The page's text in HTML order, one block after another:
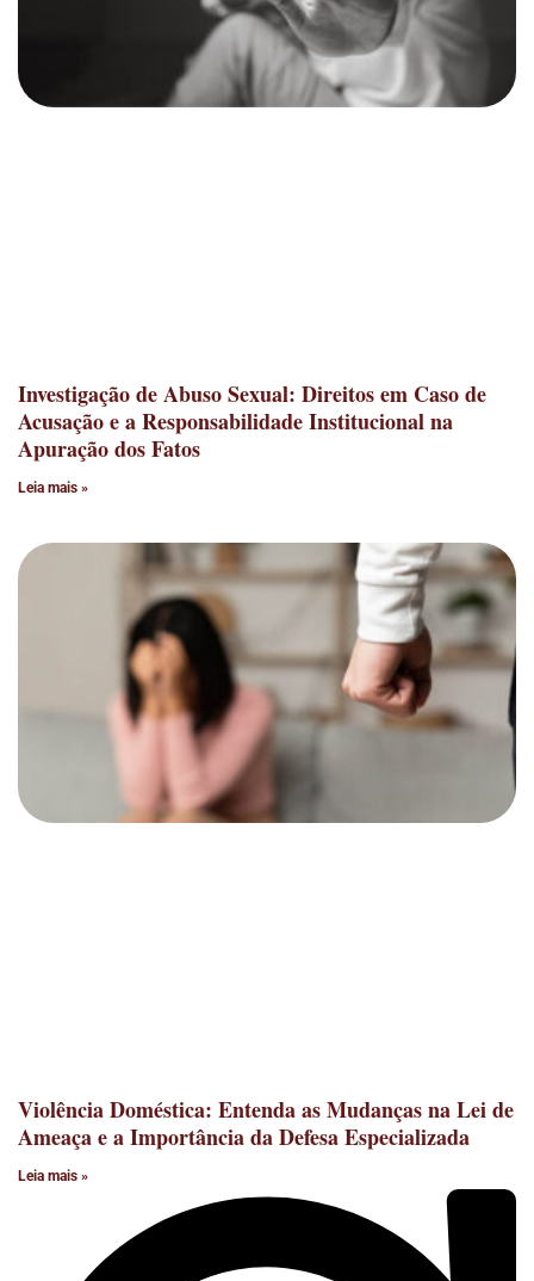
Investigação de Abuso Sexual: Direitos em Caso de
Acusação e a Responsabilidade Institucional na
Apuração dos Fatos
Leia mais »
Violência Doméstica: Entenda as Mudanças na Lei de
Ameaça e a Importância da Defesa Especializada
Leia mais »